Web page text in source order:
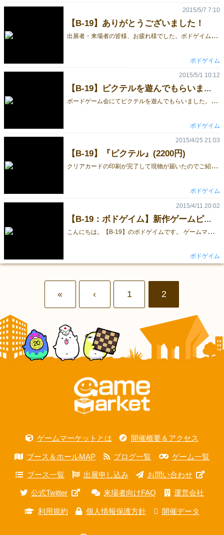
【B-19】ありがとうございました！
出
展者・来場者の皆様、お疲れ様でした。ボドゲイムです。 ゲームマーケット2015春のB19ブースにお越し頂いた皆様、ありがとうございました！ 前作『一撃ヒーローズ』と新作『ピクテル』の2作品を販売させて頂きました。多くの皆様からご購入して頂くことができ，今回も販売してよかったなと制作メンバー一同感じています。試遊ブースでも国内外問わずたくさんの方に遊んでもらえたので、とても嬉しく思います。 次のゲームマーケットに向けて、ボドゲイム第3作目を鋭意制作中です。これからも、ボドゲイムをどうぞよろしくお願いします！
2015/5/7 7:10
ボドゲイム
【B-19】ピクテルを遊んでもらいました。
ボ
ードゲーム会にてピクテルを遊んでもらいました。 ピクテルではクリアカードを組み合わせ、お題を表したピクトグラムを作って他の人に当ててもらいます。 このピクトグラムが何を表しているか考えてみてください！ テーマ：スポーツ テーマ：怖いこと ピクテルを遊んでいただいた方は、twitter（ハッシュタグ：#pictell ）で作ったピクトグラムの投稿をお待ちしています！
2015/5/1 10:12
ボドゲイム
【B-19】『ピクテル』(2200円)
ク
リアカードの印刷が完了して現物が届いたのでご紹介いたします！ クリアカードの印刷がキレイにできました。 クリアカードをこのように組み合わせて、そのお題を当てるというゲームが『ピクテル』です。 【プレイ情報】 ・プレイ人数：3〜6人 ・プレイ時間：15〜30分 ・対象年齢：6歳以上 ・ハッシュタグ：#pictell 【予約情報】 ・現在予約サイトで予約受け付け中！ ・予約サイトはこちらとなります。 ・ゲームマーケット限定価格2200円で販売します！ 最後に，我々のHPで詳細なルール説明もありますので気になればどうぞ。
2015/4/25 21:03
ボドゲイム
【B-19：ボドゲイム】新作ゲームピクテルについて
こ
んにちは。【B-19】のボドゲイムです。 ゲームマーケットのページも新しくなったみたいなので再度新作ゲームの告知です。2014秋のゲームマーケットで販売した「一撃ヒーローズ」に加え、2015春のゲームマーケットでは新作「ピクテル」を販売します。 【ゲーム概要】 「ピクテル」はピクトグラムが描かれたクリアカードを自由に重ねあわせ、他の人に自分が体験した楽しいこと・悲しいことや、自分が知ってる映画・スポーツなどのお題を伝えるコミュニケーションゲームです。 プレイヤーは出題者、作成者、回答者に分かれます。出題者が出したお題を作成者がピクトグラムカードで表現し、その他の回答者が何のお題かを推理して回答します。正解できた時に、正解者・出題者・作成者に得点が入り、所定の合計得点に最初に到達したプレイヤーが勝者です。 【プレイ情報】 ・プレイ人数：3〜6人 ・プレイ時間：15〜30分 ・対象年齢：6歳以上 ・ハッシュタグ：#pictell 【内容物】 ・ピクトグラムカード× 60枚 ・円形得点チップ × 18枚 ・6面木製ダイス× 1個 ・ホワイトボード（箱裏）× 1個 ・ホワイトボード用マーカー(イレイサー付き) × 1本 【販売情報】 ・ゲームマーケット2015春 ボドゲイムのブース【B-19】で300部販売予定！ ・うち，70部を現在予約サイトで予約受け付け中！ ・予約サイトはこちらとなります。 ・ゲームマーケット限定価格2200円で販売します！ ・試遊ブースも用意していますので，思う存分遊んでみて下さい！ 最後に，我々のHPで詳細なルール説明もありますので一度ご覧ください。 よろしくお願いします。
2015/4/11 20:02
ボドゲイム
« ‹ 1 2
ゲームマーケットとは 開催概要＆アクセス
ブース＆ホールMAP ブログ一覧 ゲーム一覧
ブース一覧 出展申し込み お問い合わせ
公式Twitter 来場者向けFAQ 運営会社
利用規約 個人情報保護方針 開催データ